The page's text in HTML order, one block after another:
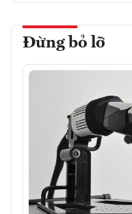
Đừng bỏ lỡ